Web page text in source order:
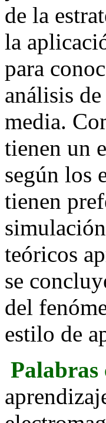
de la
la
para
análisis
media.
tienen un
según los
tienen
teóricos
se
del
estilo de
Palabras